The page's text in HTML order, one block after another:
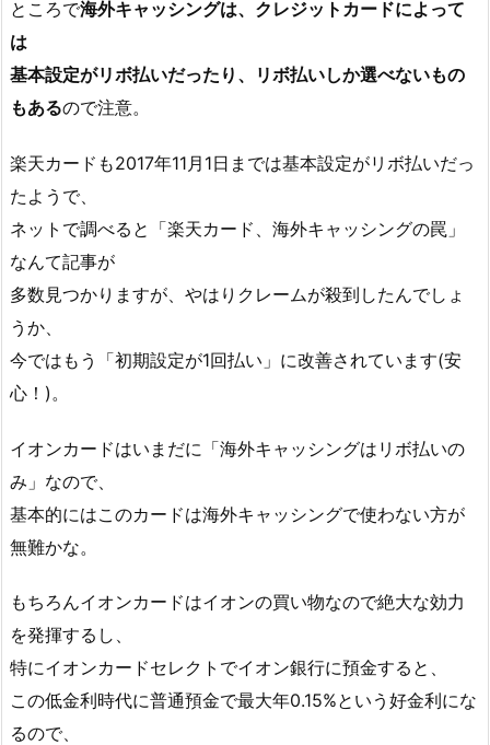
ところで海外キャッシングは、クレジットカードによって
は
基本設定がリボ払いだったり、リボ払いしか選べないもの
もあるので注意。
楽天カードも2017年11月1日までは基本設定がリボ払いだっ
たようで、
ネットで調べると「楽天カード、海外キャッシングの罠」
なんて記事が
多数見つかりますが、やはりクレームが殺到したんでしょ
うか、
今ではもう「初期設定が1回払い」に改善されています(安
心！)。
イオンカードはいまだに「海外キャッシングはリボ払いの
み」なので、
基本的にはこのカードは海外キャッシングで使わない方が
無難かな。
もちろんイオンカードはイオンの買い物なので絶大な効力
を発揮するし、
特にイオンカードセレクトでイオン銀行に預金すると、
この低金利時代に普通預金で最大年0.15%という好金利にな
るので、